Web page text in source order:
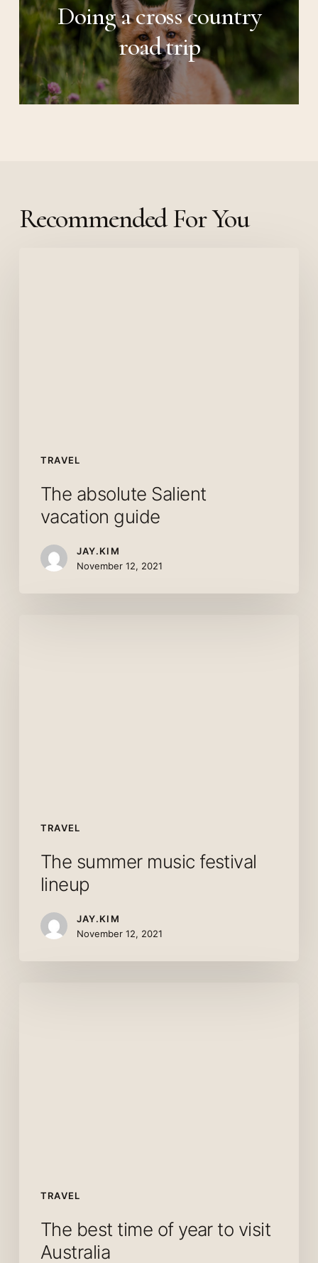
Doing a cross country
road trip
Recommended For You
TRAVEL
The absolute Salient
vacation guide
JAY.KIM
November 12, 2021
TRAVEL
The summer music festival
lineup
JAY.KIM
November 12, 2021
TRAVEL
The best time of year to visit
Australia